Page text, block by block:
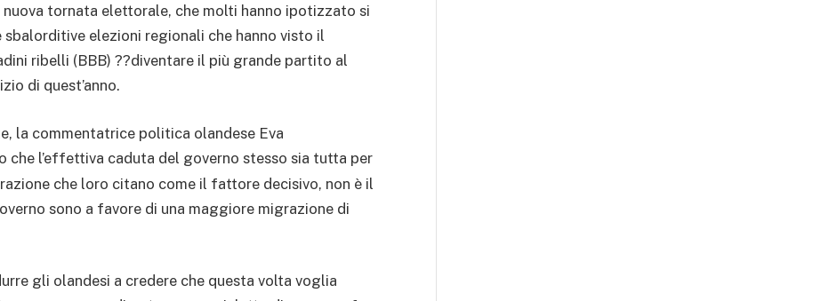
tornata elettorale, che molti hanno ipotizzato si
sbalorditive elezioni regionali che hanno visto il
ribelli (BBB) ??diventare il più grande partito al
di quest’anno.
la commentatrice politica olandese Eva
che l’effettiva caduta del governo stesso sia tutta per
che loro citano come il fattore decisivo, non è il
sono a favore di una maggiore migrazione di
gli olandesi a credere che questa volta voglia